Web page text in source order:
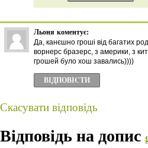
Льоня коментує:
Да, канєшно гроші від багатих
ворнерс бразерс, з америки, з
грошей було хош завались))))
ВІДПОВІCТИ
Скасувати відповідь
Відповідь на допис